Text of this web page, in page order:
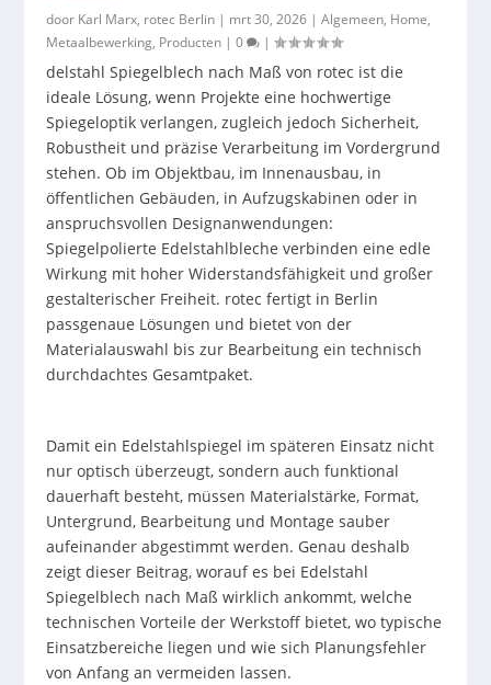
door Karl Marx, rotec Berlin | mrt 30, 2026 |Algemeen, Home,
Metaalbewerking, Producten |0 |
delstahl Spiegelblech nach Maß von rotec ist die
ideale Lösung, wenn Projekte eine hochwertige
Spiegeloptik verlangen, zugleich jedoch Sicherheit,
Robustheit und präzise Verarbeitung im Vordergrund
stehen. Ob im Objektbau, im Innenausbau, in
öffentlichen Gebäuden, in Aufzugskabinen oder in
anspruchsvollen Designanwendungen:
Spiegelpolierte Edelstahlbleche verbinden eine edle
Wirkung mit hoher Widerstandsfähigkeit und großer
gestalterischer Freiheit. rotec fertigt in Berlin
passgenaue Lösungen und bietet von der
Materialauswahl bis zur Bearbeitung ein technisch
durchdachtes Gesamtpaket.
Damit ein Edelstahlspiegel im späteren Einsatz nicht
nur optisch überzeugt, sondern auch funktional
dauerhaft besteht, müssen Materialstärke, Format,
Untergrund, Bearbeitung und Montage sauber
aufeinander abgestimmt werden. Genau deshalb
zeigt dieser Beitrag, worauf es bei Edelstahl
Spiegelblech nach Maß wirklich ankommt, welche
technischen Vorteile der Werkstoff bietet, wo typische
Einsatzbereiche liegen und wie sich Planungsfehler
von Anfang an vermeiden lassen.